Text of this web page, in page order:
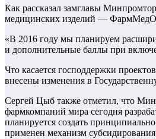
Как рассказал замглавы
медицинских изделий —
«В 2016 году мы планируем
и дополнительные баллы при
Что касается господдержки
внесены изменения в
Сергей Цыб также отметил, что
фармкомпаний мира сегодня
планируется создать
применен механизм